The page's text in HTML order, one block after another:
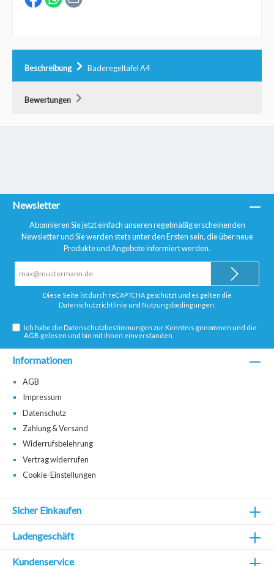
Beschreibung Baderegeltafel A4
Bewertungen
Newsletter
Abonnieren Sie jetzt einfach unseren regelmäßig erscheinenden
Newsletter und Sie werden stets unter den Ersten sein, die über neue
Produkte und Angebote informiert werden.
Adresse*
Diese Seite ist durch reCAPTCHA geschützt und es gelten die
Datenschutzrichtlinie und Nutzungsbedingungen
Ich habe dieDatenschutzbestimmungen zur Kenntnis genommen und die
AGB gelesen und bin mit ihnen einverstanden.
Kundenservice
Informationen
AGB
Impressum
Datenschutz
Zahlung & Versand
Widerrufsbelehrung
Vertrag widerrufen
Cookie-Einstellungen
Sicher Einkaufen
Ladengeschäft